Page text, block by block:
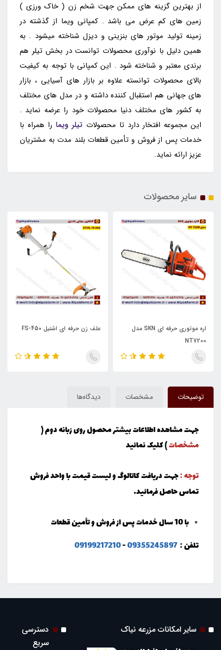
از بهترین گزینه های ممکن جهت شخم زن ( خاک ورزی )
زمین های کم عرض می باشد . کمپانی ویما از گذشته در
زمینه تولید موتور های بنزینی و دیزل شناخته میشود . به
همین دلیل با نوآوری محصولات توانست در بخش تیلر هم
برندی معتبر و شناخته شود . این کمپانی با توجه به کیفیت
بالای محصولات توانسته علاوه بر بازار های آسیایی ، بازار
های جهانی هم استقبال کننده داشته و در مدل های مختلف
به کشور های مختلف دنیا محصولات خود را عرضه نماید .
این مجموعه افتخار دارد تا محصولات تیلر ویمارا همراه با
خدمات پس از فروش و تأمین قطعات بلند مدت به مشتریان
عزیز ارائه نماید.
سایر محصولات
اره موتوری حرفه ای SKN مدل
NT7200
علف زن حرفه ای اشتیل FS-450
توضیحات مشخصات دیدگاه‌ها
جهت مشاهده اطلاعات بیشتر محصول روی زبانه دوم (
مشخصات) کلیک نمائید
توجه :جهت دریافت کاتالوگ و لیست قیمت با واحد فروش
تماس حاصل فرمائید.
با 10 سال خدمات پس از فروش و تأمین قطعات
تلفن :09355245897
-
09199217210
سایر امکانات مزرعه نیاک
دسترسی
سریع